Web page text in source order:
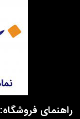
راهنمای فروشگاه: